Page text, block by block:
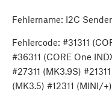
Fehlername: I2C
Fehlercode: #31311
#36311 (CORE One
#27311 (MK3.9S)
(MK3.5) #12311 (MINI/+)